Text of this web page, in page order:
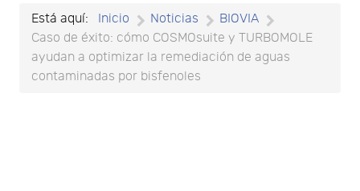
Está aquí: Inicio Noticias
BIOVIA
Caso de éxito: cómo COSMOsuite y TURBOMOLE
ayudan a optimizar la remediación de aguas
contaminadas por bisfenoles